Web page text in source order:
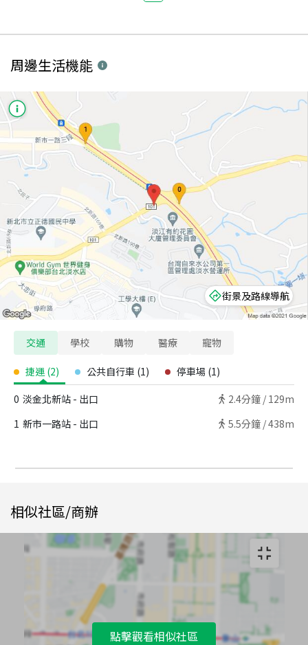
周邊生活機能
街景及路線導航
交通 學校 購物 醫療 寵物
捷運 (2) 公共自行車 (1) 停車場 (1)
0 淡金北新站 - 出口 2.4分鐘 / 129m
1 新市一路站 - 出口 5.5分鐘 /438m
相似社區/商辦
點擊觀看相似社區